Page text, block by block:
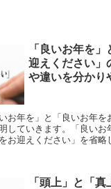
「良いお年を
迎えください」
や違いを分かり
お年を」と「良いお年を
していきます。「良いお
お迎えください」を省略
「頭上」と「